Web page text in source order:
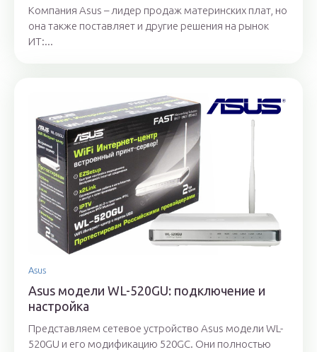
Компания Asus – лидер продаж материнских плат, но
она также поставляет и другие решения на рынок
ИТ:...
Asus
Asus модели WL-520GU: подключение и
настройка
Представляем сетевое устройство Asus модели WL-
520GU и его модификацию 520GC. Они полностью